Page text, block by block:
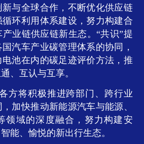
与全球合作，不断优化供应链
环利用体系建设，努力构建合
业链供应链新生态。“共识”提
汽车产业碳管理体系的协同，
池在内的碳足迹评价方法，推
、互认与互享。
方将积极推进跨部门、跨行业
加快推动新能源汽车与能源、
领域的深度融合，努力构建安
能、愉悦的新出行生态。